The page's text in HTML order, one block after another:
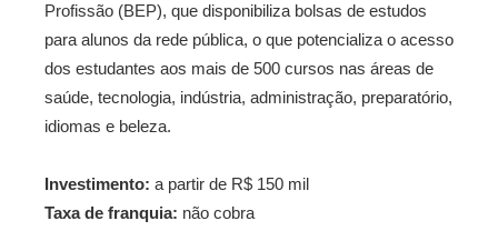
Profissão (BEP), que disponibiliza bolsas de estudos
para alunos da rede pública, o que potencializa o acesso
dos estudantes aos mais de 500 cursos nas áreas de
saúde, tecnologia, indústria, administração, preparatório,
idiomas e beleza.
Investimento: a partir de R$ 150 mil
Taxa de franquia: não cobra